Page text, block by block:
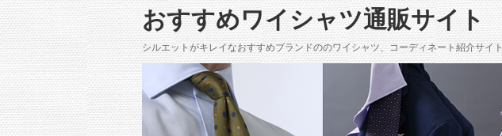
おすすめワイシャツ通販サイト
シルエットがキレイなおすすめブランドののワイシャツ、コーディネート紹介サイト